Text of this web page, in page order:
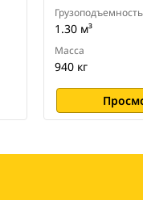
Грузоподъемность
1.30 м³
Масса
940 кг